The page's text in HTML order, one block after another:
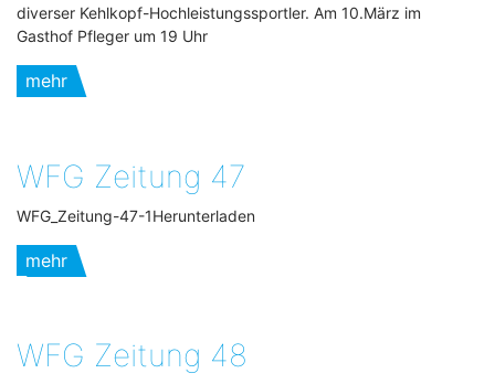
diverser Kehlkopf-Hochleistungssportler. Am 10.März im
Gasthof Pfleger um 19 Uhr
mehr
WFG Zeitung 47
WFG_Zeitung-47-1Herunterladen
mehr
WFG Zeitung 48